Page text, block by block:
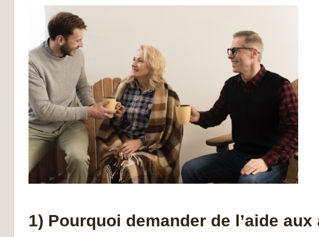
1) Pourquoi demander de l’aide aux